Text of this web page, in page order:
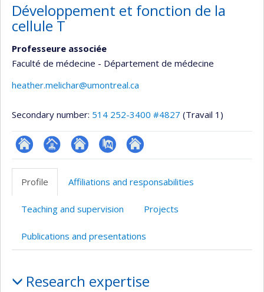
Développement et fonction de la
cellule T
Professeure associée
Faculté de médecine - Département de médecine
heather.melichar@umontreal.ca
Secondary number: 514 252-3400 #4827 (Travail 1)
ResearchGate
Page
professionnelle
(faculté,département,école)
Site
web
l’unité
recherche
PubMedAutre
web
Profile Affiliations and responsabilities
Teaching and supervision Projects
Publications and presentations
Research expertise